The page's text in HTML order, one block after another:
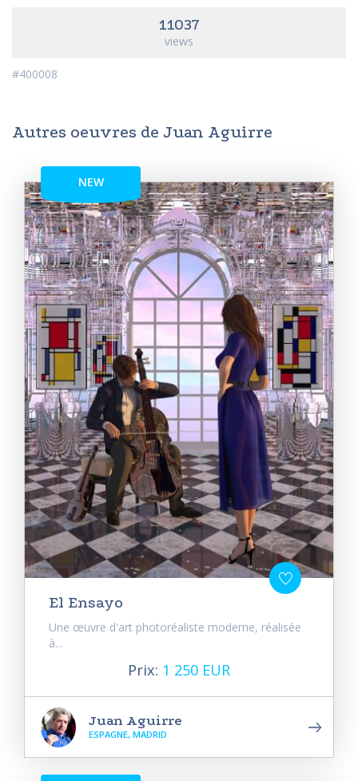
11037
views
#400008
Autres oeuvres de Juan Aguirre
NEW
El Ensayo
Une œuvre d'art photoréaliste moderne, réalisée
à...
Prix: 1 250 EUR
Juan Aguirre
ESPAGNE, MADRID